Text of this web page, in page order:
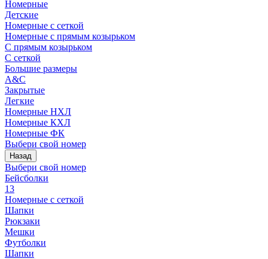
Номерные
Детские
Номерные с сеткой
Номерные с прямым козырьком
С прямым козырьком
С сеткой
Большие размеры
A&C
Закрытые
Легкие
Номерные НХЛ
Номерные КХЛ
Номерные ФК
Выбери свой номер
Назад
Выбери свой номер
Бейсболки
13
Номерные с сеткой
Шапки
Рюкзаки
Мешки
Футболки
Шапки